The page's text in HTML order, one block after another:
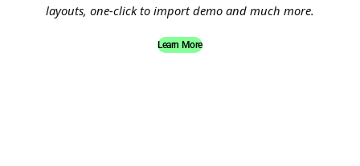
layouts, one-click to import demo and much more.
Learn More